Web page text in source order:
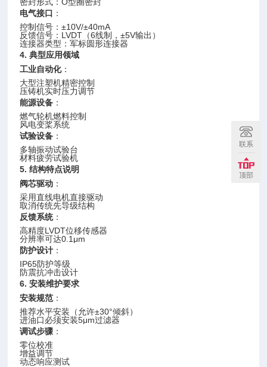
电气接口 ：
控制信号：±10V/±40mA
反馈信号：LVDT（6线制，±5V输出）
连接器类型：军标圆形连接器
4. 典型应用领域
工业自动化：
大型注塑机精密控制
压铸机实时压力调节
能源设备 ：
燃气轮机燃料控制
风电变桨系统
试验设备 ：
多轴振动试验台
材料疲劳试验机
5. 结构特点说明
阀芯驱动 ：
采用直线电机直接驱动
取消传统先导级结构
反馈系统：
高精度LVDT位移传感器
分辨率可达0.1μm
防护设计 ：
IP65防护等级
防震抗冲击设计
6. 安装维护要求
安装规范 ：
推荐水平安装（允许±30°倾斜）
进油口必须安装5μm过滤器
调试步骤 ：
零位校准
增益调节
动态响应测试
联系
顶部